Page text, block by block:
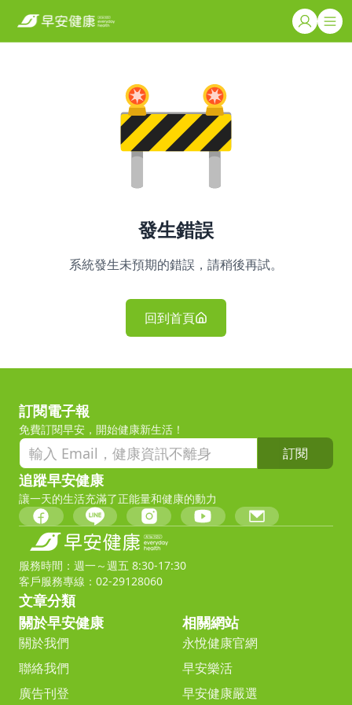
發生錯誤
系統發生未預期的錯誤，請稍後再試。
回到首頁
訂閱電子報
免費訂閱早安，開始健康新生活！
訂閱
追蹤早安健康
讓一天的生活充滿了正能量和健康的動力
服務時間：週一～週五 8:30-17:30
客戶服務專線：02-29128060
文章分類
關於早安健康
關於我們
聯絡我們
廣告刊登
相關網站
永悅健康官網
早安樂活
早安健康嚴選